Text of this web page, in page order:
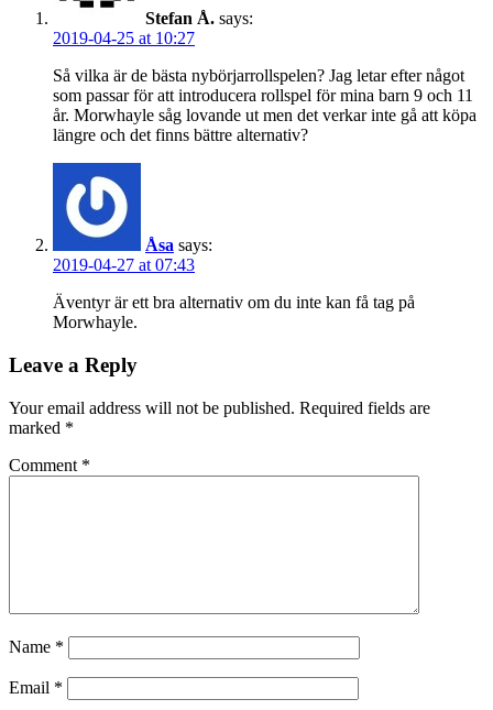
Stefan Å. says:
2019-04-25 at 10:27
Så vilka är de bästa nybörjarrollspelen? Jag letar efter något
som passar för att introducera rollspel för mina barn 9 och 11
år. Morwhayle såg lovande ut men det verkar inte gå att köpa
längre och det finns bättre alternativ?
Åsa says:
2019-04-27 at 07:43
Äventyr är ett bra alternativ om du inte kan få tag på
Morwhayle.
Leave a Reply
Your email address will not be published. Required fields are
marked *
Comment *
Name *
Email *